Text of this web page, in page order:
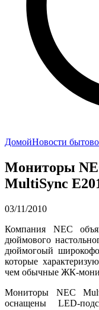
ДомойНовости
Мониторы
MultiSync
03/11/2010
Компания NEC
дюймового
дюймогоый
которые
чем обычные ЖК-
Мониторы NEC
оснащены LED-